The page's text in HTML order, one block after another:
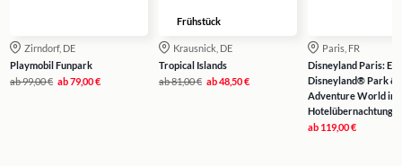
Zirndorf, DE
Playmobil Funpark
ab99,00 € ab79,00 €
Frühstück
Krausnick, DE
Tropical Islands
ab81,00 € ab48,50 €
Paris, FR
Disneyland Paris:
Disneyland® Park &
Adventure World
Hotelübernachtung
ab 119,00 €